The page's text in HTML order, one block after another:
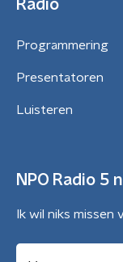
Radio
Programmering
Presentatoren
Luisteren
NPO Radio 5
Ik wil niks missen